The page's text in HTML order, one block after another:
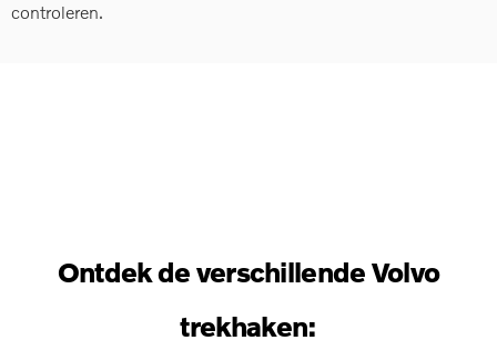
controleren.
Ontdek de verschillende Volvo
trekhaken: